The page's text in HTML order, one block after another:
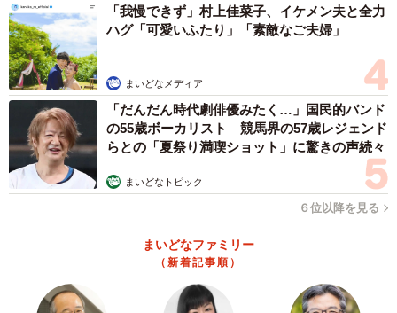
いしました…」
――その翌朝、娘さんは発熱してしまったと。パパさんの
反応は。
「『加湿器とエアコンつけてた？』と聞いたら、『そうい
えば忘れてた…』と言ってました。そしてそのまま仕事
へ。夫が仕事を休めないのは私も分かっているのですが、
こうやって休むのももう先月から何回目…？という感じで
もあったのにー、と残念に思いました。きっと普段の雑談
残す気がないのかな、と感じます」
「我慢できず」村上佳菜子、イケメン夫と全力
ハグ「可愛いふたり」「素敵なご夫婦」
まいどなメディア
「だんだん時代劇俳優みたく…」国民的バンド
の55歳ボーカリスト 競馬界の57歳レジェンド
らとの「夏祭り満喫ショット」に驚きの声続々
まいどなトピック
６位以降を見る
まいどなファミリー
（新着記事順）